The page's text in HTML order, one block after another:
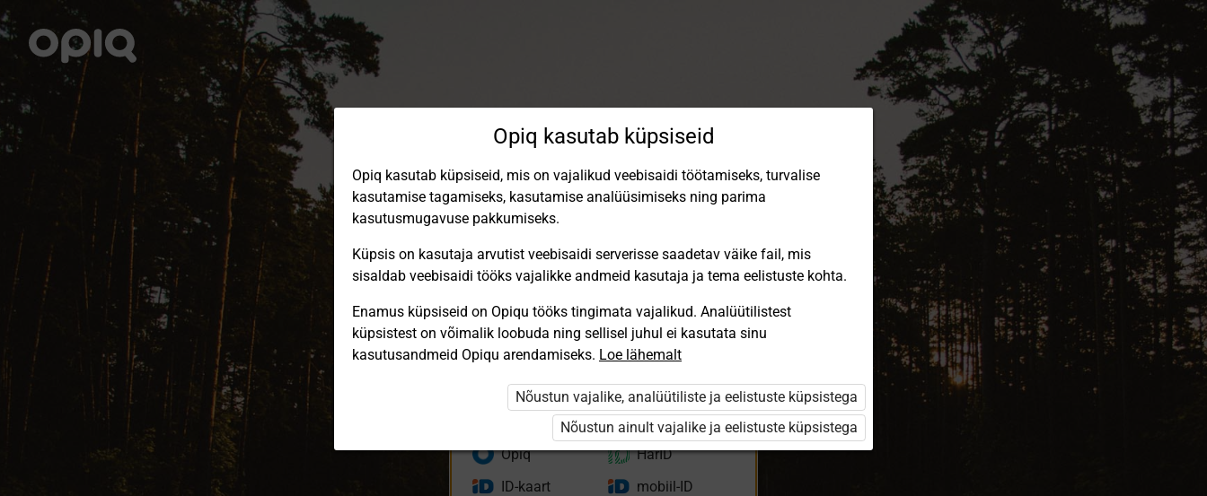
Sisene Opiqusse
Stuudium
Opiq
HarID
ID-kaart
mobiil-ID
Opiq kasutab küpsiseid
Opiq kasutab küpsiseid, mis on vajalikud veebisaidi töötamiseks, turvalise
kasutamise tagamiseks, kasutamise analüüsimiseks ning parima
kasutusmugavuse pakkumiseks.
Küpsis on kasutaja arvutist veebisaidi serverisse saadetav väike fail, mis
sisaldab veebisaidi tööks vajalikke andmeid kasutaja ja tema eelistuste kohta.
Enamus küpsiseid on Opiqu tööks tingimata vajalikud. Analüütilistest
küpsistest on võimalik loobuda ning sellisel juhul ei kasutata sinu
kasutusandmeid Opiqu arendamiseks. Loe lähemalt
Nõustun vajalike, analüütiliste ja eelistuste küpsistega
Nõustun ainult vajalike ja eelistuste küpsistega